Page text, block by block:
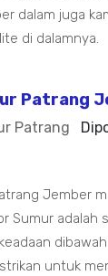
dalam juga
di dalamnya.
Patrang
Patrang
Jember
Sumur adalah
untuk